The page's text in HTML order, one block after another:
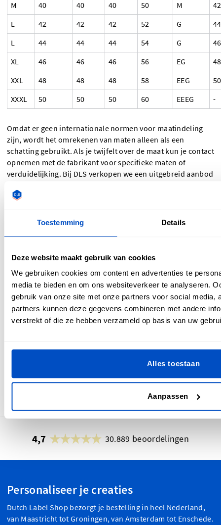
Toestemming Details
Deze website maakt gebruik van cookies
We gebruiken cookies om content en advertenties te
media te bieden en om ons websiteverkeer te analyseren.
gebruik van onze site met onze partners voor social media,
partners kunnen deze gegevens combineren met andere
verstrekt of die ze hebben verzameld op basis van uw
Alles toestaan
Aanpassen
M
40 40 40 50 M
42
L
42 42 42 52 G
44
L
44 44 44 54 G
46
XL
46 46 46 56 EG
48
XXL
48 48 48 58 EEG
50
XXXL
50 50 50 60 EEEG -
Omdat er geen internationale normen voor maatindeling
zijn, wordt het omrekenen van maten alleen als een
schatting gebruikt. Als je twijfelt over de maat kun je contact
opnemen met de fabrikant voor specifieke maten of
verduidelijking. Bij DLS verkopen we een uitgebreid aanbod
zeker een kijkje!
Over Nicole
brunchen een hobby is, iets waar ze zich overigens niet
voor schaamt. Als ze thuis of op haar werk niet aan het
4,7 30.889 beoordelingen
Personaliseer je creaties
Dutch Label Shop bezorgt je bestelling in heel Nederland,
van Maastricht tot Groningen, van Amsterdam tot Enschede.